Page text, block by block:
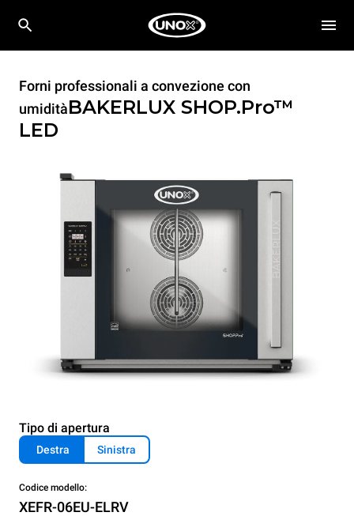
Forni professionali a convezione con
umiditàBAKERLUX SHOP.Pro™
LED
Tipo di apertura
Destra Sinistra
Codice modello:
XEFR-06EU-ELRV